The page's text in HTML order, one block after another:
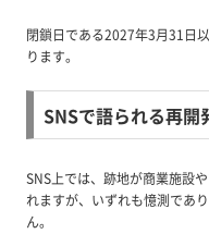
閉鎖日である2027年3月31日
ります。
SNSで語られる再開
SNS上では、跡地が商業施設
れますが、いずれも憶測であ
ん。